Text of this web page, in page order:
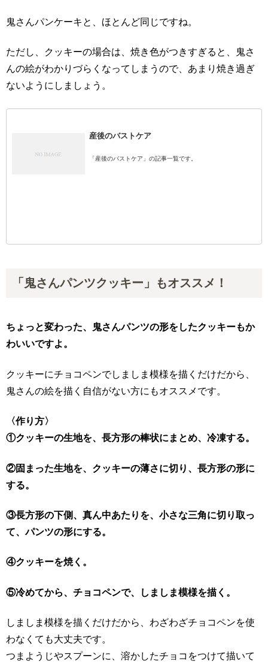
鬼さんパンケーキと、ほとんど同じですね。
ただし、クッキーの場合は、焼き色がつきすぎると、鬼さ
んの絵がわかりづらくなってしまうので、あまり焼き過ぎ
ないようにしましょう。
産後のバストケア
「産後のバストケア」の記事一覧です。
「鬼さんパンツクッキー」もオススメ！
ちょっと変わった、鬼さんパンツの形をしたクッキーもか
わいいですよ。
クッキーにチョコペンでしましま模様を描くだけだから、
鬼さんの絵を描く自信がない方にもオススメです。
〈作り方〉
①クッキーの生地を、長方形の棒状にまとめ、冷凍する。
②固まった生地を、クッキーの薄さに切り、長方形の形に
する。
③長方形の下側、真ん中あたりを、小さな三角に切り取っ
て、パンツの形にする。
④クッキーを焼く。
⑤冷めてから、チョコペンで、しましま模様を描く。
しましま模様を描くだけだから、わざわざチョコペンを使
わなくても大丈夫です。
つまようじやスプーンに、溶かしたチョコをつけて描いて